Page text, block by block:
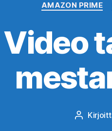
AMAZON PRIME
Kirjoittaja